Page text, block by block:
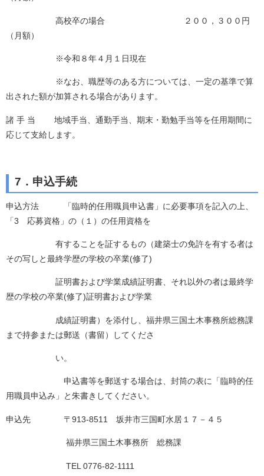
高校卒の場合 ２００，３００円
（月額）
※令和８年４月１日現在
※なお、職歴等のある方については、一定の基準で算
出された額が加算される場合があります。
諸 手 当 地域手当、通勤手当、期末・勤勉手当等を任用期間に
応じて支給します。
7．申込手続
申込方法 「臨時的任用職員申込書」に必要事項を記入の上、
「3 応募資格」の（１）の任用資格を
有することを証するもの（建築士の免許を有する者は
その写しと最終学歴の学校の卒業(修了)
証明書および学業成績証明書、それ以外の者は最終学
歴の学校の卒業(修了)証明書および学業
成績証明書）を添付し、福井県三国土木事務所総務課
まで持参または郵送（書留）してくださ
い。
申込書等を郵送する場合は、封筒の表に「臨時的任
用職員申込み」と朱書きしてください。
申込先 〒913-8511 坂井市三国町水居１７－４５
福井県三国土木事務所 総務課
TEL 0776-82-1111